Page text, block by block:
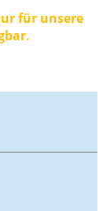
Ein Blick auf
in der Tat
für unsere